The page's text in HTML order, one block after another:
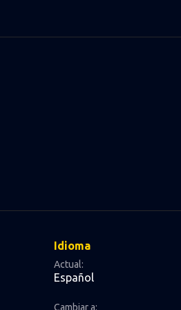
Idioma
Actual:
Español
Cambiar a: